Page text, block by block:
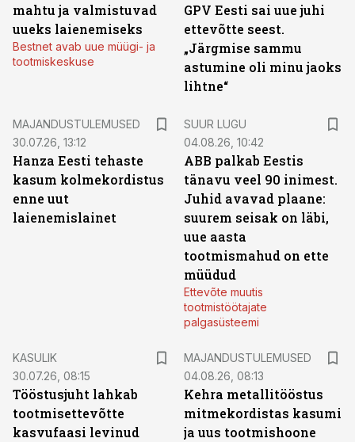
mahtu ja valmistuvad
uueks laienemiseks
Bestnet avab uue müügi- ja
tootmiskeskuse
GPV Eesti sai uue juhi
ettevõtte seest.
„Järgmise sammu
astumine oli minu jaoks
lihtne“
MAJANDUSTULEMUSED
30.07.26, 13:12
Hanza Eesti tehaste
kasum kolmekordistus
enne uut
laienemislainet
SUUR LUGU
04.08.26, 10:42
ABB palkab Eestis
tänavu veel 90 inimest.
Juhid avavad plaane:
suurem seisak on läbi,
uue aasta
tootmismahud on ette
müüdud
Ettevõte muutis
tootmistöötajate
palgasüsteemi
KASULIK
30.07.26, 08:15
Tööstusjuht lahkab
tootmisettevõtte
kasvufaasi levinud
MAJANDUSTULEMUSED
04.08.26, 08:13
Kehra metallitööstus
mitmekordistas kasumi
ja uus tootmishoone